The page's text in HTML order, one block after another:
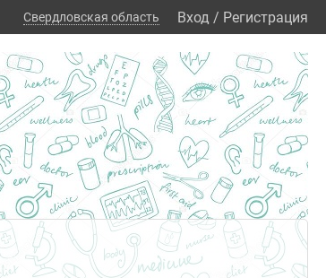
Свердловская область Вход / Регистрация